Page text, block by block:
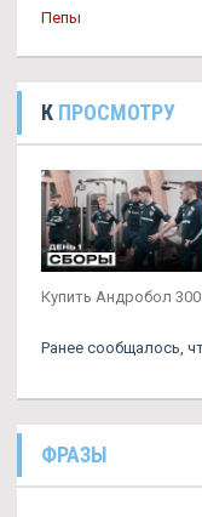
Пепы
К ПРОСМОТРУ
Купить Андробол 300
Ранее сообщалось,
ФРАЗЫ